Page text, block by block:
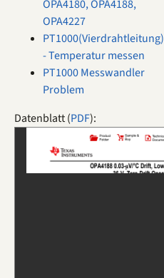
OPA4180, OPA4188,
OPA4227
PT1000(Vierdrahtleitung)
- Temperatur messen
PT1000 Messwandler
Problem
Datenblatt (PDF):